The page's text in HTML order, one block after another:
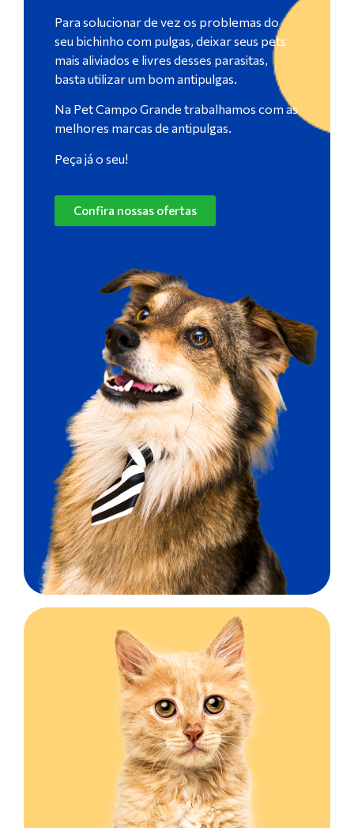
Para solucionar de vez os problemas do
seu bichinho com pulgas, deixar seus pets
mais aliviados e livres desses parasitas,
basta utilizar um bom antipulgas.
Na Pet Campo Grande trabalhamos com as
melhores marcas de antipulgas.
Peça já o seu!
Confira nossas ofertas